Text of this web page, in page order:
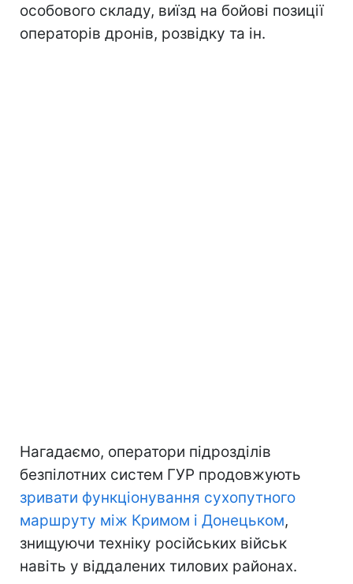
особового складу, виїзд на бойові позиції
операторів дронів, розвідку та ін.
Нагадаємо, оператори підрозділів
безпілотних систем ГУР продовжують
зривати функціонування сухопутного
маршруту між Кримом і Донецьком,
знищуючи техніку російських військ
навіть у віддалених тилових районах.